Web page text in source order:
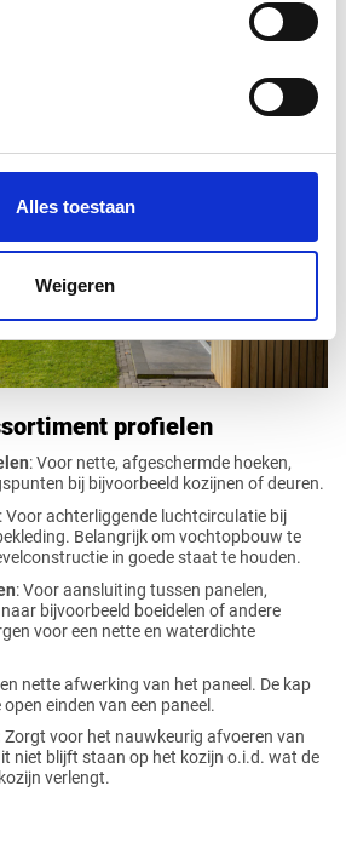
Alles toestaan
Weigeren
profielen
: Voor nette, afgeschermde hoeken,
bij bijvoorbeeld kozijnen of deuren.
: Voor achterliggende luchtcirculatie bij
Belangrijk om vochtopbouw te
in goede staat te houden.
: Voor aansluiting tussen panelen,
bijvoorbeeld boeidelen of andere
voor een nette en waterdichte
nette afwerking van het paneel. De kap
einden van een paneel.
Zorgt voor het nauwkeurig afvoeren van
niet blijft staan op het kozijn o.i.d. wat de
verlengt.